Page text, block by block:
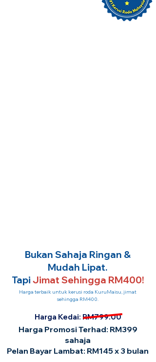
Bukan Sahaja Ringan &
Mudah Lipat.
Tapi Jimat Sehingga RM400!
Harga terbaik untuk kerusi roda KuruMaisu, jimat
sehingga RM400.
Harga Kedai: RM799.00
Harga Promosi Terhad: RM399
sahaja
Pelan Bayar Lambat: RM145 x 3 bulan